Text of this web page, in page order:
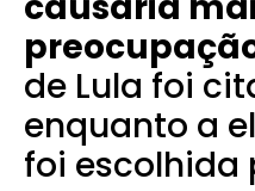
de Lula foi
enquanto a
foi escolhida